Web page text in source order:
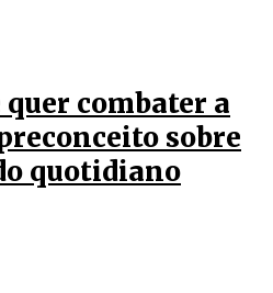
combater a
sobre
quotidiano